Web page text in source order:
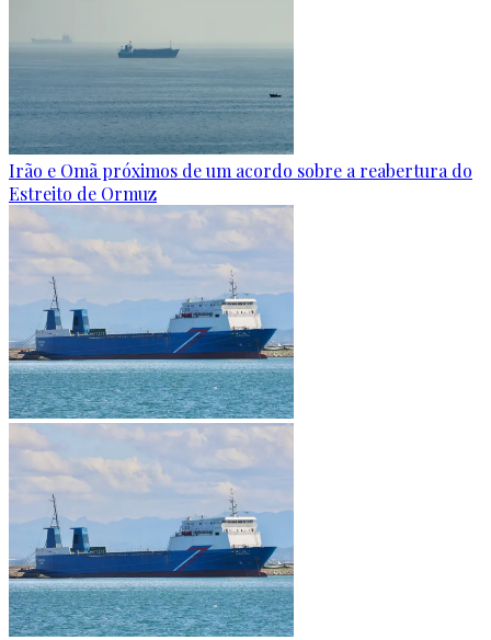
Irão e Omã próximos de um acordo sobre a reabertura do
Estreito de Ormuz